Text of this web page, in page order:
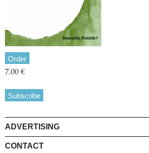
Order
7.00 €
Subscribe
ADVERTISING
CONTACT